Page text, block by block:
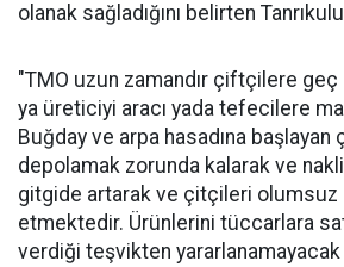
olanak sağladığını belirten
"TMO uzun zamandır çiftçilere
ya üreticiyi aracı yada tefecilere
Buğday ve arpa hasadına
depolamak zorunda kalarak ve
gitgide artarak ve çitçileri olumsuz
etmektedir. Ürünlerini tüccarlara
verdiği teşvikten